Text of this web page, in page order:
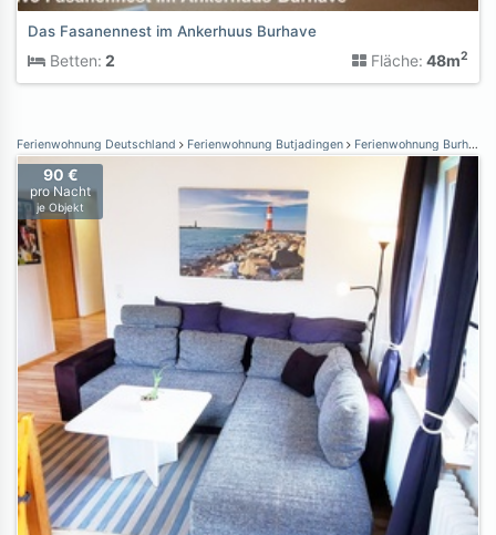
Das Fasanennest im Ankerhuus Burhave
Betten: 2 Fläche: 48m2
Ferienwohnung Deutschland Ferienwohnung Butjadingen Ferienwohnung Burhave
90 €
pro Nacht
je Objekt